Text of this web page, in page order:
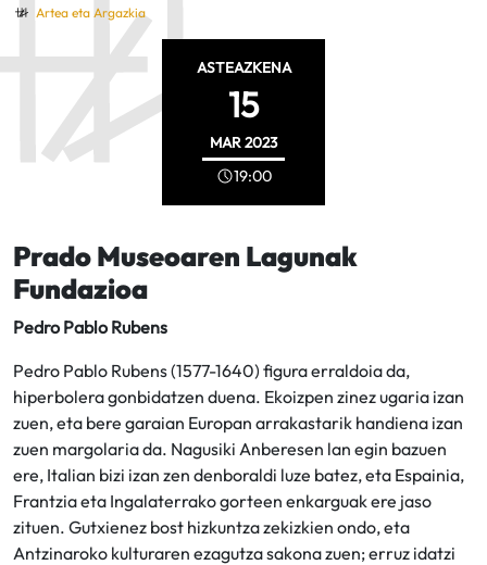
Artea eta Argazkia
ASTEAZKENA
15
MAR2023
19:00
Prado Museoaren Lagunak
Fundazioa
Pedro Pablo Rubens
Pedro Pablo Rubens (1577-1640) figura erraldoia da,
hiperbolera gonbidatzen duena. Ekoizpen zinez ugaria izan
zuen, eta bere garaian Europan arrakastarik handiena izan
zuen margolaria da. Nagusiki Anberesen lan egin bazuen
ere, Italian bizi izan zen denboraldi luze batez, eta Espainia,
Frantzia eta Ingalaterrako gorteen enkarguak ere jaso
zituen. Gutxienez bost hizkuntza zekizkien ondo, eta
Antzinaroko kulturaren ezagutza sakona zuen; erruz idatzi